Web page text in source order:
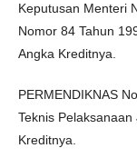
Keputusan Menteri
Nomor 84 Tahun
Angka Kreditnya.
PERMENDIKNAS
Teknis
Kreditnya.